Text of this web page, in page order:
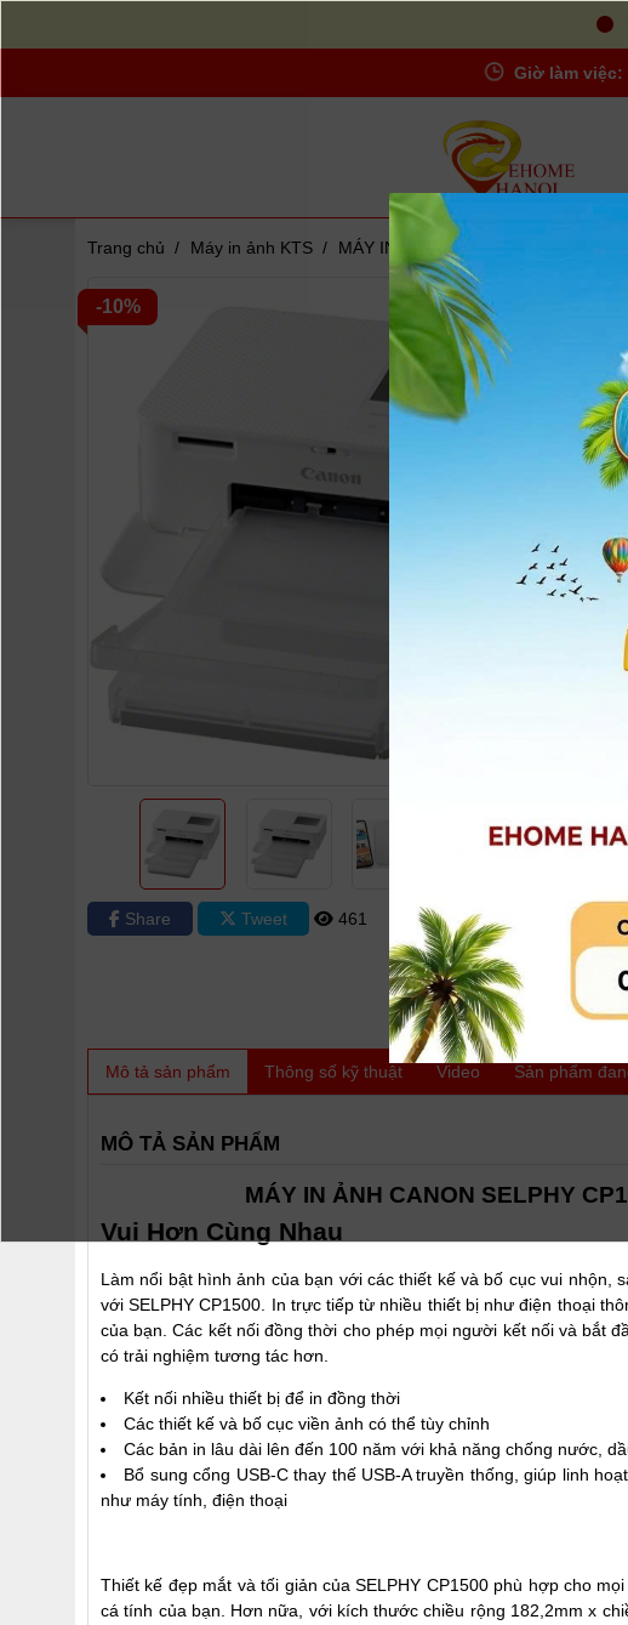
Giờ làm việc:
Trang chủ / Máy in ảnh KTS / MÁY IN ẢNH CANON SELPHY
Zoom
-10%
Share Tweet 461 0
Mô tả sản phẩm Thông số kỹ thuật Video Sản phẩm
MÔ TẢ SẢN PHẨM
MÁY IN ẢNH CANON SELPHY
Vui Hơn Cùng Nhau
Làm nổi bật hình ảnh của bạn với các thiết kế và bố cục vui nhộn,
với SELPHY CP1500. In trực tiếp từ nhiều thiết bị như điện thoại
của bạn. Các kết nối đồng thời cho phép mọi người kết nối và bắt
có trải nghiệm tương tác hơn.
Kết nối nhiều thiết bị để in đồng thời
Các thiết kế và bố cục viền ảnh có thể tùy chỉnh
Các bản in lâu dài lên đến 100 năm với khả năng chống nước,
Bổ sung cổng USB-C thay thế USB-A truyền thống, giúp linh
như máy tính, điện thoại
Thiết kế đẹp mắt và tối giản của SELPHY CP1500 phù hợp cho
cá tính của bạn. Hơn nữa, với kích thước chiều rộng 182,2mm x